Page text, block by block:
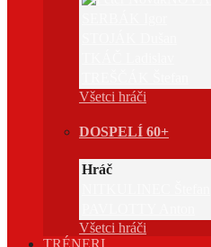
Všetci hráči
DOSPELÍ 60+
Hráč
Všetci hráči